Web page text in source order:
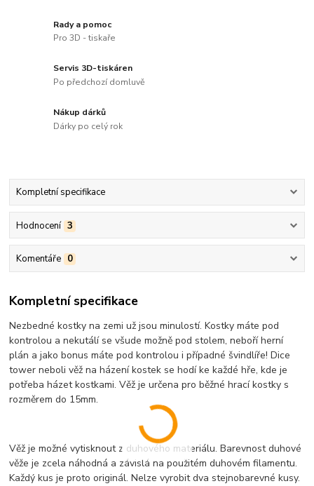
Rady a pomoc
Pro 3D - tiskaře
Servis 3D-tiskáren
Po předchozí domluvě
Nákup dárků
Dárky po celý rok
Kompletní specifikace
Hodnocení 3
Komentáře 0
Kompletní specifikace
Nezbedné kostky na zemi už jsou minulostí. Kostky máte pod
kontrolou a nekutálí se všude možně pod stolem, neboří herní
plán a jako bonus máte pod kontrolou i případné švindlíře! Dice
tower neboli věž na házení kostek se hodí ke každé hře, kde je
potřeba házet kostkami. Věž je určena pro běžné hrací kostky s
rozměrem do 15mm.
Věž je možné vytisknout z duhového materiálu. Barevnost duhové
věže je zcela náhodná a závislá na použitém duhovém filamentu.
Každý kus je proto originál. Nelze vyrobit dva stejnobarevné kusy.